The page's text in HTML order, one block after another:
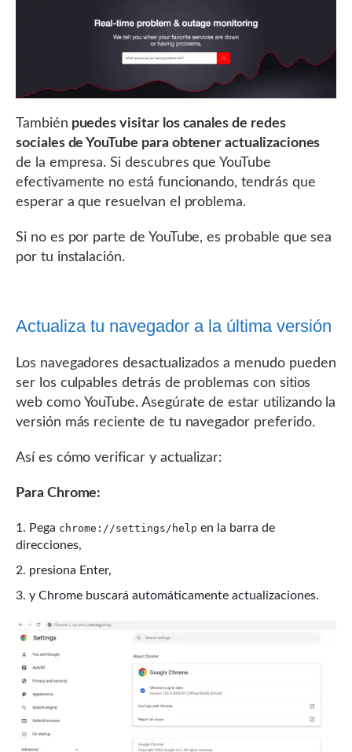
También puedes visitar los canales de redes
sociales de YouTube para obtener actualizaciones
de la empresa. Si descubres que YouTube
efectivamente no está funcionando, tendrás que
esperar a que resuelvan el problema.
Si no es por parte de YouTube, es probable que sea
por tu instalación.
Actualiza tu navegador a la última versión
Los navegadores desactualizados a menudo pueden
ser los culpables detrás de problemas con sitios
web como YouTube. Asegúrate de estar utilizando la
versión más reciente de tu navegador preferido.
Así es cómo verificar y actualizar:
Para Chrome:
Pega chrome://settings/help en la barra de
direcciones,
presiona Enter,
y Chrome buscará automáticamente actualizaciones.